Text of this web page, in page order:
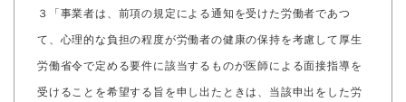
３「事業者は、前項の規定による通知を受けた労働者であつ
て、心理的な負担の程度が労働者の健康の保持を考慮して厚生
労働省令で定める要件に該当するものが医師による面接指導を
受けることを希望する旨を申し出たときは、当該申出をした労